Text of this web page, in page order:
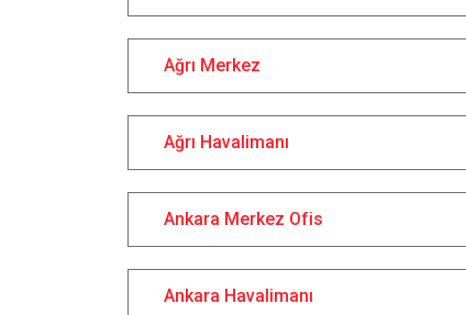
Ağrı Merkez
Ağrı Havalimanı
Ankara Merkez Ofis
Ankara Havalimanı